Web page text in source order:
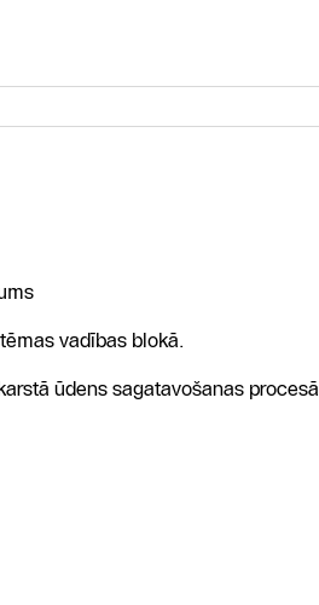
vadības blokā.
ūdens sagatavošanas procesā